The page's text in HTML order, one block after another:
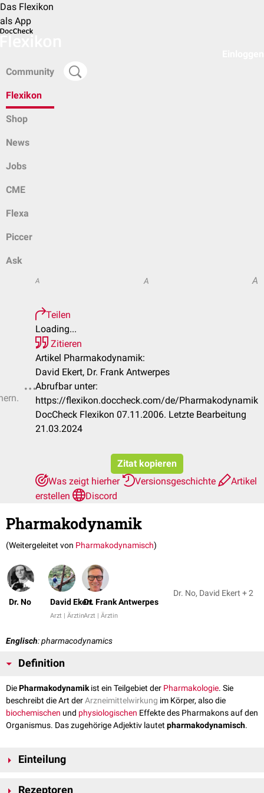
Das Flexikon
als App
Community
Flexikon
Shop
News
Jobs
CME
Flexa
Piccer
Ask
A A A
Teilen
Loading...
Zitieren
Artikel Pharmakodynamik:
David Ekert, Dr. Frank Antwerpes
Abrufbar unter:
https://flexikon.doccheck.com/de/Pharmakodynamik
DocCheck Flexikon 07.11.2006. Letzte Bearbeitung
21.03.2024
Zitat kopieren
Was zeigt hierher
Versionsgeschichte
Artikel
erstellen
Discord
Pharmakodynamik
(Weitergeleitet von Pharmakodynamisch)
Dr. No David Ekert
Arzt | Ärztin
Dr. Frank Antwerpes
Arzt | Ärztin
Dr. No, David Ekert + 2
Englisch: pharmacodynamics
Definition
DiePharmakodynamikist ein Teilgebiet der Pharmakologie. Sie
beschreibt die Art derArzneimittelwirkung im Körper, also die
biochemischen und physiologischen Effekte des Pharmakons auf den
Organismus. Das zugehörige Adjektiv lautetpharmakodynamisch.
Einteilung
erwünschteundunerwünschte
Rezeptoren